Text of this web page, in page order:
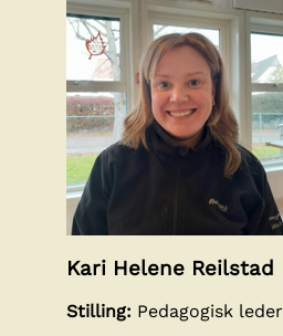
Kari Helene Reilstad
Stilling: Pedagogisk leder